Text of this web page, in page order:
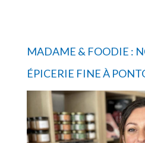
MADAME & FOODIE :
ÉPICERIE FINE À